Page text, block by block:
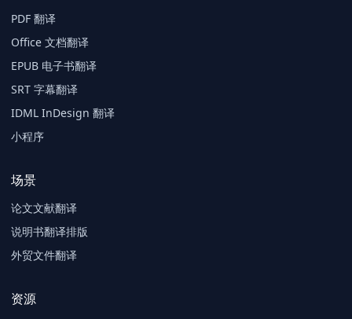
PDF 翻译
Office 文档翻译
EPUB 电子书翻译
SRT 字幕翻译
IDML InDesign 翻译
小程序
场景
论文文献翻译
说明书翻译排版
外贸文件翻译
资源